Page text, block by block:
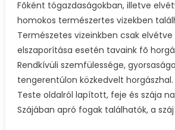
Fõként tógazdaságokban, illetve
homokos természertes vizekben
Természetes vizeinkben csak
elszaporítása esetén tavaink fõ
Rendkívüli szemfülessége,
tengerentúlon közkedvelt
Teste oldalról lapított, feje és szája
Szájában apró fogak találhatók, a